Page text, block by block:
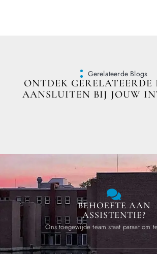
Gerelateerde Blogs
ONTDEK GERELATEERDE
AANSLUITEN BIJ JOUW
BEHOEFTE AAN
ASSISTENTIE?
Ons toegewijde team staat paraat om